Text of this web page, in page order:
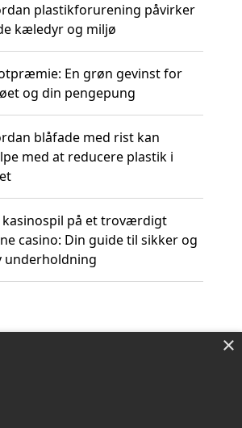
plastikforurening påvirker
kæledyr og miljø
En grøn gevinst for
og din pengepung
blåfade med rist kan
med at reducere plastik i
kasinospil på et troværdigt
casino: Din guide til sikker og
underholdning
×